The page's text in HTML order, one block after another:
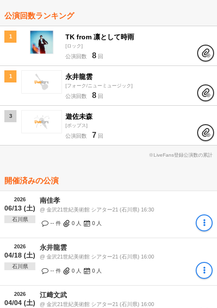
公演回数ランキング
1 TK from 凛として時雨
ロック
公演回数 8 回
1 永井龍雲
フォーク/ニューミュージック
公演回数 8 回
3 遊佐未森
ポップス
公演回数 7 回
※LiveFans登録公演数の累計
開催済みの公演
2026
06/13 (土)
石川県
南佳孝
@ 金沢21世紀美術館 シアター21 (石川県) 16:30
-- 件 0 人 0 人
2026
04/18 (土)
石川県
永井龍雲
@ 金沢21世紀美術館 シアター21 (石川県) 16:00
-- 件 0 人 0 人
2026
04/04 (土)
江﨑文武
@ 金沢21世紀美術館 シアター21 (石川県) 16:00